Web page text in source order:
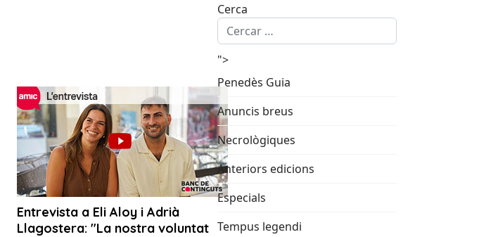
Cerca
">
Penedès Guia
Anuncis breus
Necrològiques
Anteriors edicions
Especials
Tempus legendi